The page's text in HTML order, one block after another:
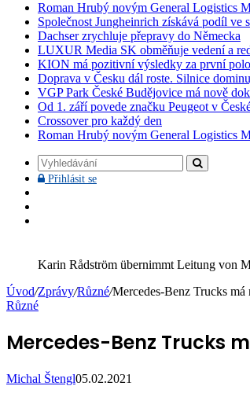
Roman Hrubý novým General Logistics
Společnost Jungheinrich získává podíl ve
Dachser zrychluje přepravy do Německa
LUXUR Media SK obměňuje vedení a
KION má pozitivní výsledky za první
Doprava v Česku dál roste. Silnice
VGP Park České Budějovice má nově
Od 1. září povede značku Peugeot v
Crossover pro každý den
Roman Hrubý novým General Logistics
Vyhledávání
Přihlásit sePřihlásit
Karin Rådström übernimmt Leitung von
Úvod/Zprávy/Různé/Mercedes-Benz Trucks má
Různé
Mercedes-Benz Trucks
Michal Štengl05.02.2021